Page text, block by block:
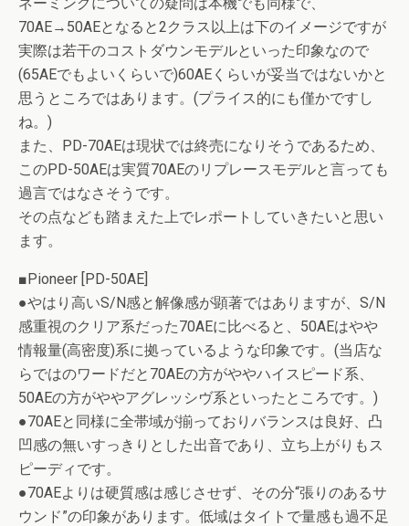
70AE→50AEとなると2クラス以上は下のイメージですが
実際は若干のコストダウンモデルといった印象なので
(65AEでもよいくらいで)60AEくらいが妥当ではないかと
思うところではあります。(プライス的にも僅かですし
ね。)
また、PD-70AEは現状では終売になりそうであるため、
このPD-50AEは実質70AEのリプレースモデルと言っても
過言ではなさそうです。
その点なども踏まえた上でレポートしていきたいと思い
ます。
■Pioneer [PD-50AE]
●やはり高いS/N感と解像感が顕著ではありますが、S/N
感重視のクリア系だった70AEに比べると、50AEはやや
情報量(高密度)系に拠っているような印象です。(当店な
らではのワードだと70AEの方がややハイスピード系、
50AEの方がややアグレッシヴ系といったところです。)
●70AEと同様に全帯域が揃っておりバランスは良好、凸
凹感の無いすっきりとした出音であり、立ち上がりもス
ピーディです。
●70AEよりは硬質感は感じさせず、その分“張りのあるサ
ウンド”の印象があります。低域はタイトで量感も過不足